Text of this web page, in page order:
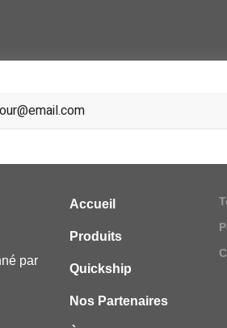
par
Accueil
Produits
Quickship
Nos Partenaires